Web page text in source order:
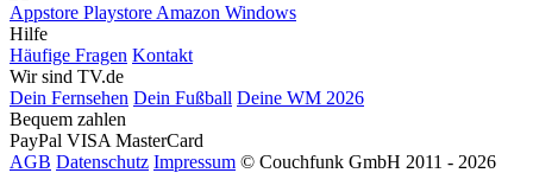
Appstore Playstore Amazon Windows
Hilfe
Häufige Fragen Kontakt
Wir sind TV.de
Dein Fernsehen Dein Fußball Deine WM 2026
Bequem zahlen
PayPal VISA MasterCard
AGB Datenschutz Impressum © Couchfunk GmbH 2011 - 2026